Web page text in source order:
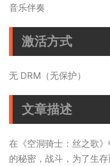
音乐伴奏
激活方式
无 DRM（无保护）
文章描述
在《空洞骑士：丝之歌
的秘密，战斗，为了生